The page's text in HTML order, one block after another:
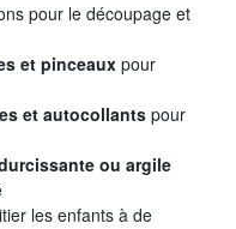
pour le découpage et
et pinceaux pour
et autocollants pour
ou argile
les enfants à de